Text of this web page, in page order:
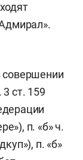
совершении
ст. 159
п. «б» ч.
п. «б»